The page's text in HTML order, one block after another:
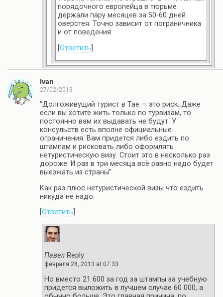
порядочного европейца в тюрьме
держали пару месяцев за 50-60 дней
оверстея. Точно зависит от пограничника
и от поведения.
Ответить
Ivan
27/02/2013
“Долгоживущий турист в Тае — это риск. Даже
если вы хотите жить только по турвизам, то
постоянно вам их выдавать не будут. У
консульств есть вполне официальные
ограничения. Вам придется либо ездить по
штампам и рисковать либо оформлять
нетуристическую визу. Стоит это в несколько раз
дороже. И раз в три месяца всё равно надо будет
выезжать из страны”
Как раз плюс нетуристической визы что ездить
никуда не надо.
Ответить
Павел Reply:
февраля 28, 2013 at 07:33
Но вместо 21 600 за год за штампы за учебную
придется выложить в лучшем случае 60 000, а